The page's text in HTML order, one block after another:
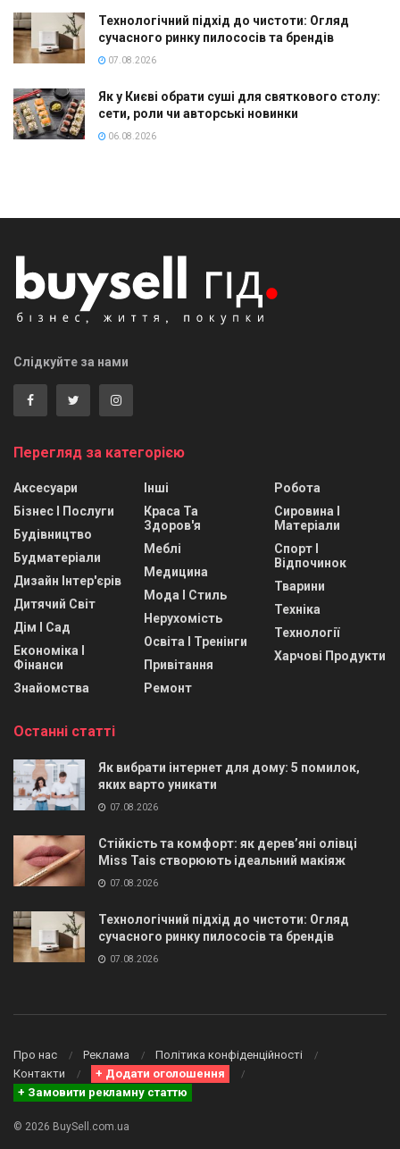
Технологічний підхід до чистоти: Огляд
сучасного ринку пилососів та брендів
07.08.2026
Як у Києві обрати суші для святкового столу:
сети, роли чи авторські новинки
06.08.2026
Слідкуйте за нами
Перегляд за категорією
Аксесуари
Бізнес І Послуги
Будівництво
Будматеріали
Дизайн Інтер'єрів
Дитячий Світ
Дім І Сад
Економіка І
Фінанси
Знайомства
Інші
Краса Та
Здоров'я
Меблі
Медицина
Мода І Стиль
Нерухомість
Освіта І Тренінги
Привітання
Ремонт
Робота
Сировина І
Матеріали
Спорт І
Відпочинок
Тварини
Техніка
Технології
Харчові Продукти
Останні статті
Як вибрати інтернет для дому: 5 помилок,
яких варто уникати
07.08.2026
Стійкість та комфорт: як дерев’яні олівці
Miss Tais створюють ідеальний макіяж
07.08.2026
Технологічний підхід до чистоти: Огляд
сучасного ринку пилососів та брендів
07.08.2026
Про нас Реклама
Політика конфіденційності
Контакти
+ Додати оголошення
+ Замовити рекламну статтю
© 2026 BuySell.com.ua